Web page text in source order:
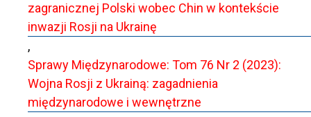
zagranicznej Polski wobec Chin w kontekście
inwazji Rosji na Ukrainę
,
Sprawy Międzynarodowe: Tom 76 Nr 2 (2023):
Wojna Rosji z Ukrainą: zagadnienia
międzynarodowe i wewnętrzne